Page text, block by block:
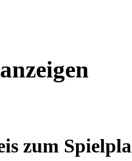
anzeigen
zum